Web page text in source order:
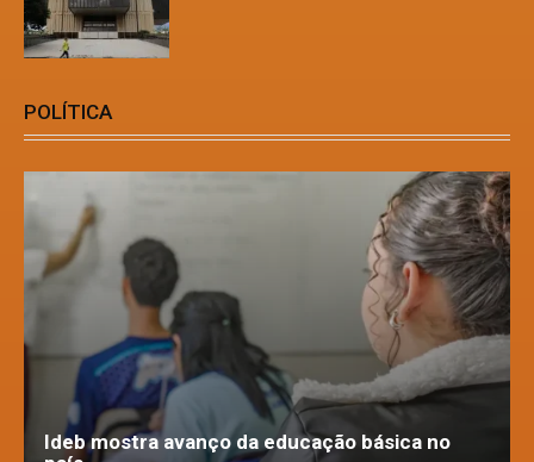
POLÍTICA
Ideb mostra avanço da educação básica no